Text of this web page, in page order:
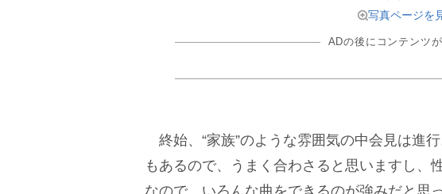
写真ページを
ADの後にコンテンツ
終始、“家族”のような雰囲気の中会見は進
もあるので、うまく合わさると思いますし、